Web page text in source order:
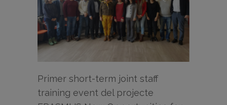
Primer short-term joint staff
training event del projecte